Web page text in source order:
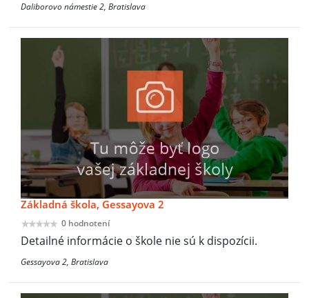
Daliborovo námestie 2, Bratislava
Základná škola, Gessayova 2
0 hodnotení
Detailné informácie o škole nie sú k dispozícii.
Gessayova 2, Bratislava